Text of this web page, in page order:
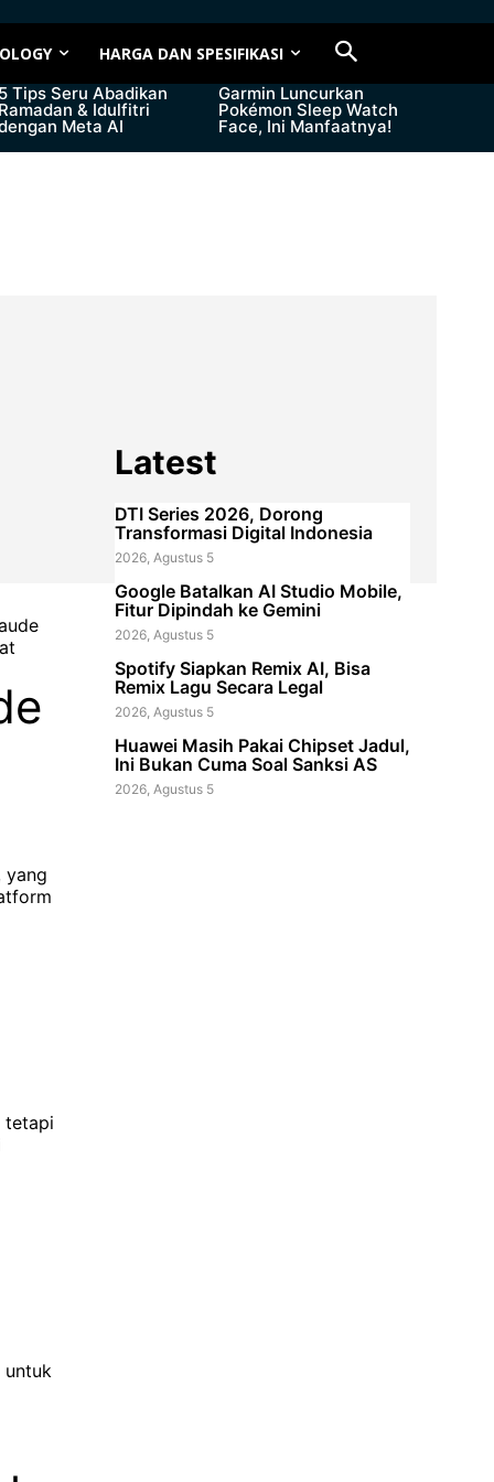
HARGA DAN SPESIFIKASI
5 Tips Seru Abadikan
Ramadan & Idulfitri
Meta AI
Garmin Luncurkan
Pokémon Sleep Watch
Face, Ini Manfaatnya!
yang
tetapi
untuk
Latest
DTI Series 2026, Dorong
Transformasi Digital Indonesia
2026, Agustus 5
Google Batalkan AI Studio Mobile,
Fitur Dipindah ke Gemini
2026, Agustus 5
Spotify Siapkan Remix AI, Bisa
Remix Lagu Secara Legal
2026, Agustus 5
Huawei Masih Pakai Chipset Jadul,
Ini Bukan Cuma Soal Sanksi AS
2026, Agustus 5